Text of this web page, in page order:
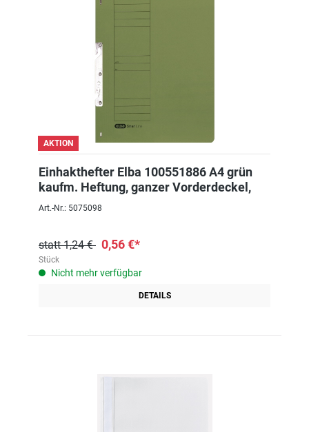
AKTION
Einhakthefter Elba 100551886 A4 grün
kaufm. Heftung, ganzer Vorderdeckel,
Art.-Nr.: 5075098
statt 1,24 € 0,56 €*
Stück
Nicht mehr verfügbar
DETAILS